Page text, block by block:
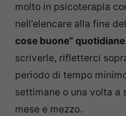
molto in psicoterapia
nell’elencare alla fine
cose buone” quotidiane
scriverle, rifletterci
periodo di tempo
settimane o una volta a
mese e mezzo.